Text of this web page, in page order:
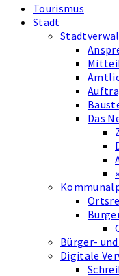
Tourismus
Stadt
Das
Bürger-
Digitale